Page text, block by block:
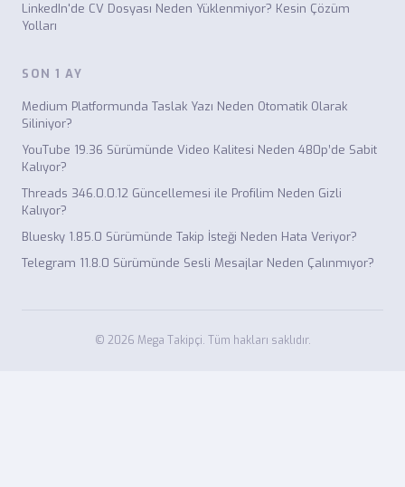
LinkedIn'de CV Dosyası Neden Yüklenmiyor? Kesin Çözüm
Yolları
SON 1 AY
Medium Platformunda Taslak Yazı Neden Otomatik Olarak
Siliniyor?
YouTube 19.36 Sürümünde Video Kalitesi Neden 480p’de Sabit
Kalıyor?
Threads 346.0.0.12 Güncellemesi ile Profilim Neden Gizli
Kalıyor?
Bluesky 1.85.0 Sürümünde Takip İsteği Neden Hata Veriyor?
Telegram 11.8.0 Sürümünde Sesli Mesajlar Neden Çalınmıyor?
© 2026 Mega Takipçi. Tüm hakları saklıdır.